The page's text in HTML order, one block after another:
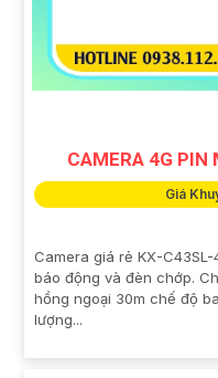
CAMERA 4G
Giá
Camera giá rẻ KX-
báo động và đèn chớp.
hồng ngoại 30m chế độ
lượng...